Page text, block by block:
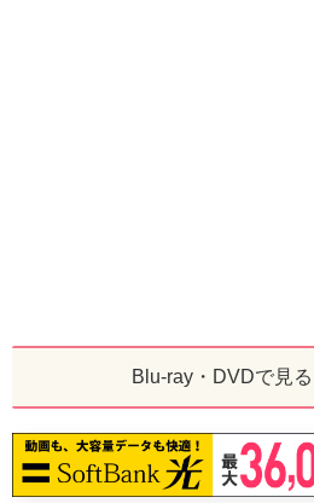
Blu-ray・DVDで見